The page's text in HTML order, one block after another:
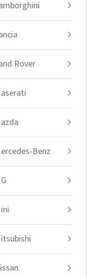
Rover
Benz